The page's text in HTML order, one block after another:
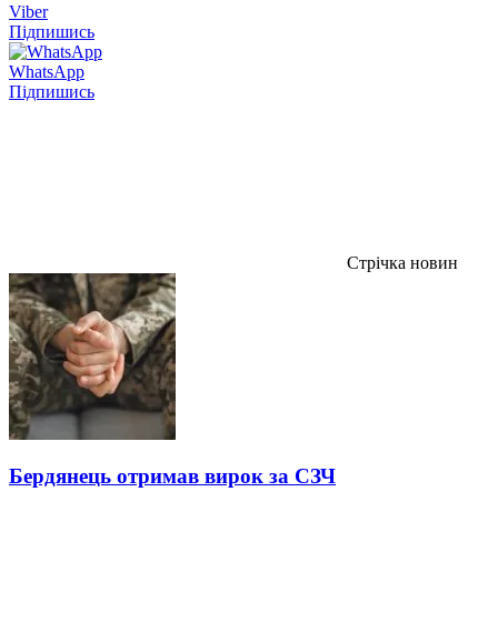
Viber
Підпишись
WhatsApp
Підпишись
Стрічка новин
Бердянець отримав вирок за СЗЧ